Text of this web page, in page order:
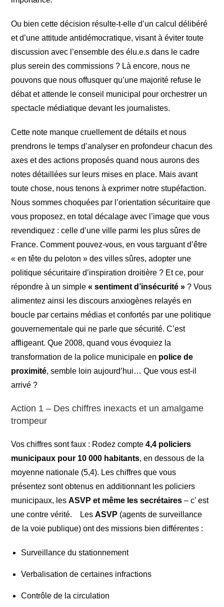
Ou bien cette décision résulte-t-elle d’un calcul délibéré
et d’une attitude antidémocratique, visant à éviter toute
discussion avec l’ensemble des élu.e.s dans le cadre
plus serein des commissions ? Là encore, nous ne
pouvons que nous offusquer qu’une majorité refuse le
débat et attende le conseil municipal pour orchestrer un
spectacle médiatique devant les journalistes.
Cette note manque cruellement de détails et nous
prendrons le temps d’analyser en profondeur chacun des
axes et des actions proposés quand nous aurons des
notes détaillées sur leurs mises en place. Mais avant
toute chose, nous tenons à exprimer notre stupéfaction.
Nous sommes choquées par l’orientation sécuritaire que
vous proposez, en total décalage avec l’image que vous
revendiquez : celle d’une ville parmi les plus sûres de
France. Comment pouvez-vous, en vous targuant d’être
« en tête du peloton » des villes sûres, adopter une
politique sécuritaire d’inspiration droitière ? Et ce, pour
répondre à un simple« sentiment d’insécurité » ? Vous
alimentez ainsi les discours anxiogènes relayés en
boucle par certains médias et confortés par une politique
gouvernementale qui ne parle que sécurité. C’est
affligeant. Que 2008, quand vous évoquiez la
transformation de la police municipale en police de
proximité, semble loin aujourd’hui… Que vous est-il
arrivé ?
Action 1 – Des chiffres inexacts et un amalgame
trompeur
Vos chiffres sont faux : Rodez compte4,4 policiers
municipaux pour 10 000 habitants, en dessous de la
moyenne nationale (5,4). Les chiffres que vous
présentez sont obtenus en additionnant les policiers
municipaux, lesASVP et même les secrétaires – c’ est
une contre vérité. LesASVP (agents de surveillance
de la voie publique) ont des missions bien différentes :
Surveillance du stationnement
Verbalisation de certaines infractions
Contrôle de la circulation